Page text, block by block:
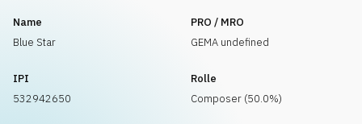
Name
Blue Star
PRO / MRO
GEMA undefined
IPI
532942650
Rolle
Composer (50.0%)